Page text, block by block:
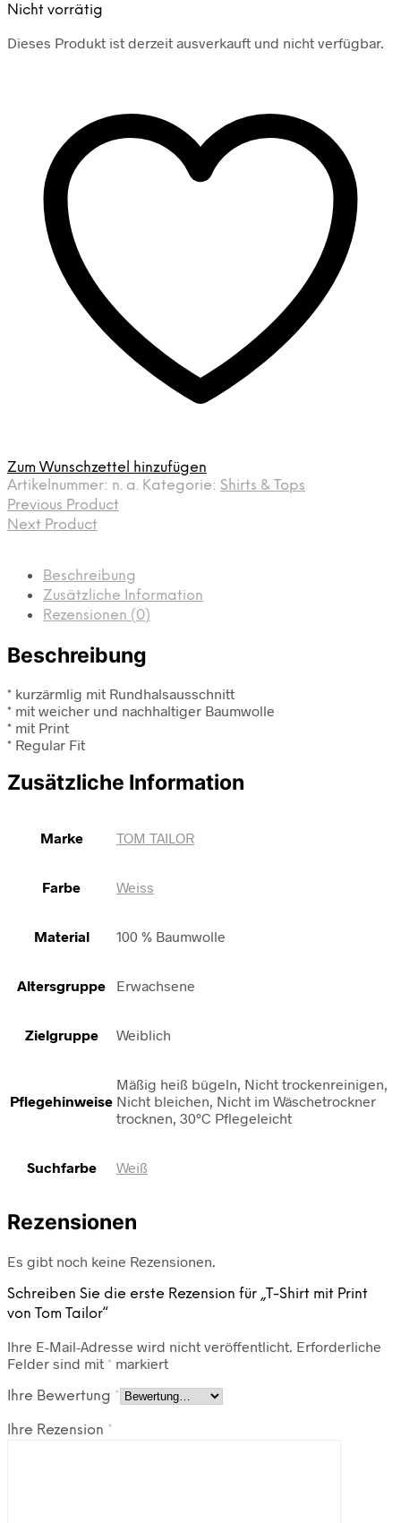
Nicht vorrätig
Dieses Produkt ist derzeit ausverkauft und nicht verfügbar.
Zum Wunschzettel hinzufügen
Artikelnummer: n. a. Kategorie: Shirts & Tops
Previous Product
Next Product
Beschreibung
Zusätzliche Information
Rezensionen (0)
Beschreibung
* kurzärmlig mit Rundhalsausschnitt
* mit weicher und nachhaltiger Baumwolle
* mit Print
* Regular Fit
Zusätzliche Information
Marke TOM TAILOR
Farbe Weiss
Material 100 % Baumwolle
Altersgruppe Erwachsene
Zielgruppe Weiblich
Pflegehinweise
Mäßig heiß bügeln, Nicht trockenreinigen,
Nicht bleichen, Nicht im Wäschetrockner
trocknen, 30°C Pflegeleicht
Suchfarbe Weiß
Rezensionen
Es gibt noch keine Rezensionen.
Schreiben Sie die erste Rezension für „T-Shirt mit Print
von Tom Tailor“
Ihre E-Mail-Adresse wird nicht veröffentlicht. Erforderliche
Felder sind mit * markiert
Ihre Bewertung *
Ihre Rezension *